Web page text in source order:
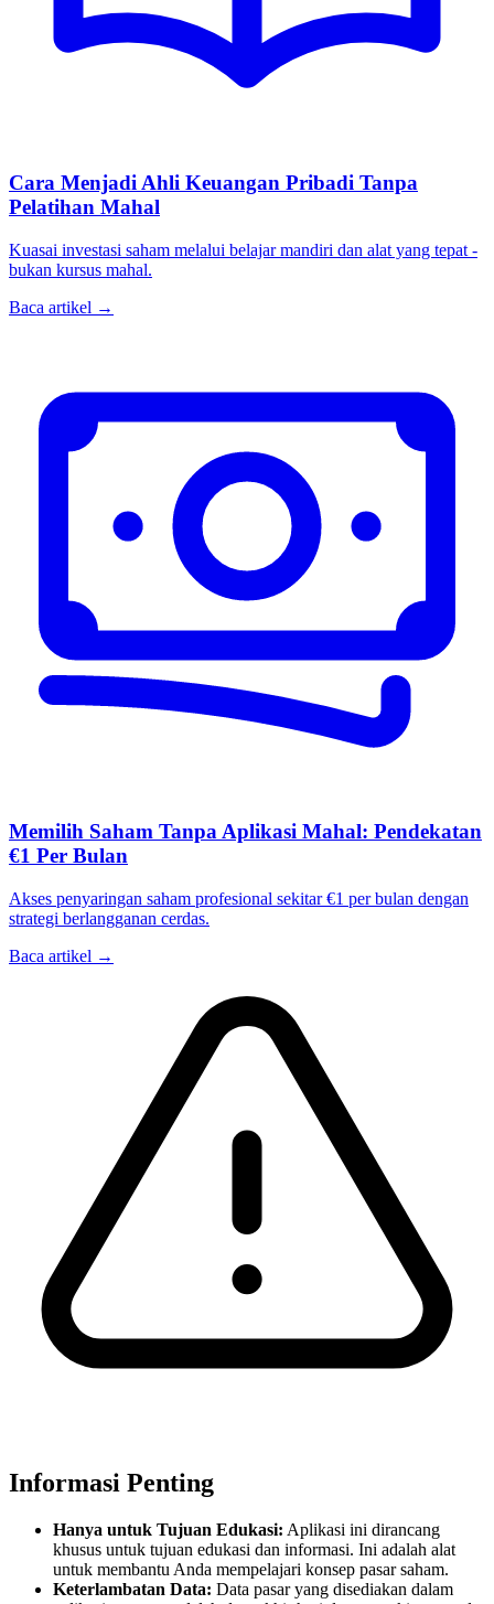
Cara Menjadi Ahli Keuangan Pribadi Tanpa
Pelatihan Mahal
Kuasai investasi saham melalui belajar mandiri dan alat yang tepat -
bukan kursus mahal.
Baca artikel →
Memilih Saham Tanpa Aplikasi Mahal: Pendekatan
€1 Per Bulan
Akses penyaringan saham profesional sekitar €1 per bulan dengan
strategi berlangganan cerdas.
Baca artikel →
Informasi Penting
Hanya untuk Tujuan Edukasi: Aplikasi ini dirancang
khusus untuk tujuan edukasi dan informasi. Ini adalah alat
untuk membantu Anda mempelajari konsep pasar saham.
Keterlambatan Data: Data pasar yang disediakan dalam